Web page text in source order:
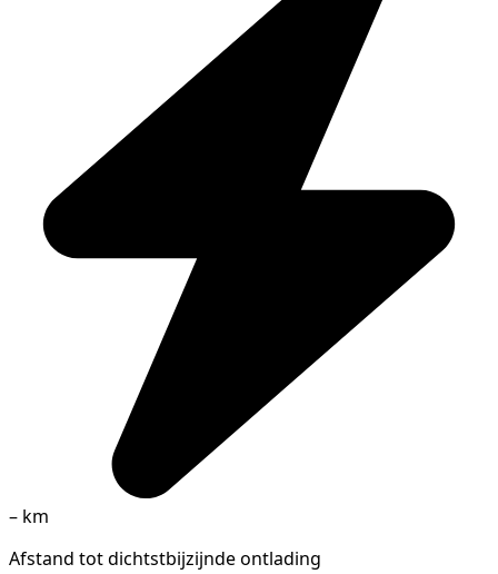
– km
Afstand tot dichtstbijzijnde ontlading